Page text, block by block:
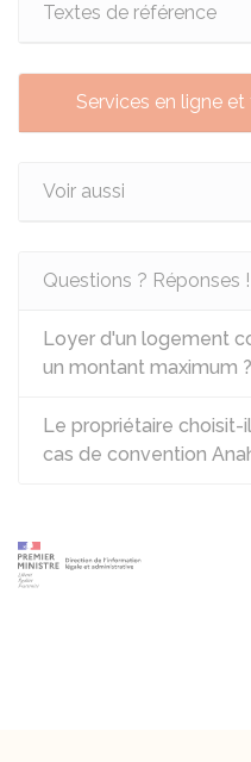
Textes de référence
Services en ligne
Voir aussi
Questions ? Réponses !
Loyer d'un logement
un montant maximum ?
Le propriétaire
cas de convention